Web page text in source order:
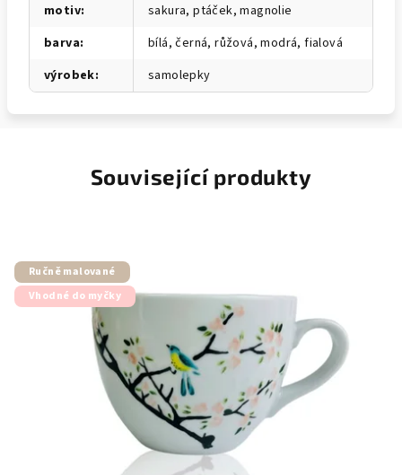
motiv:
sakura, ptáček, magnolie
barva:
bílá, černá, růžová, modrá, fialová
výrobek: samolepky
Související produkty
Ručně malované
Vhodné do myčky